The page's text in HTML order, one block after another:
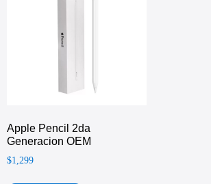
Apple Pencil 2da
Generacion OEM
$1,299